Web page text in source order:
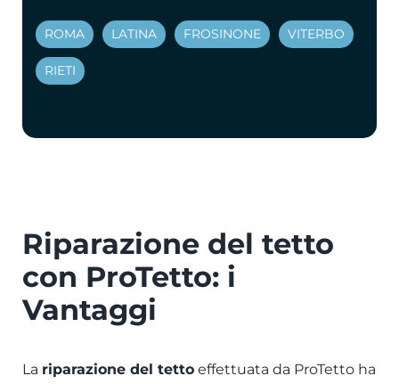
ROMA LATINA FROSINONE VITERBO
RIETI
Riparazione del tetto
con ProTetto: i
Vantaggi
La riparazione del tetto effettuata da ProTetto ha